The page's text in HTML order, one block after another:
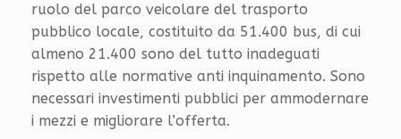
ruolo del parco veicolare del trasporto
pubblico locale, costituito da 51.400 bus, di cui
almeno 21.400 sono del tutto inadeguati
rispetto alle normative anti inquinamento. Sono
necessari investimenti pubblici per ammodernare
i mezzi e migliorare l’offerta.